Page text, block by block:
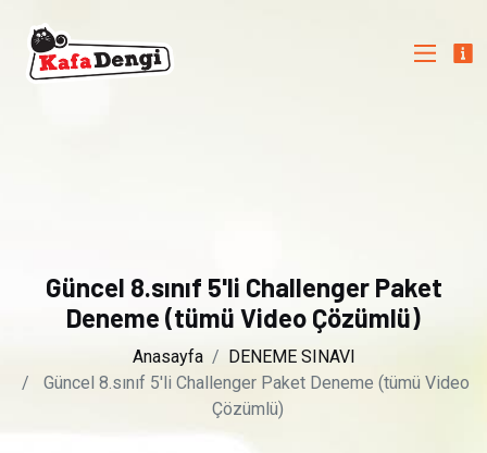
Güncel 8.sınıf 5'li Challenger Paket
Deneme (tümü Video Çözümlü)
Anasayfa
DENEME SINAVI
Güncel 8.sınıf 5'li Challenger Paket Deneme (tümü Video
Çözümlü)